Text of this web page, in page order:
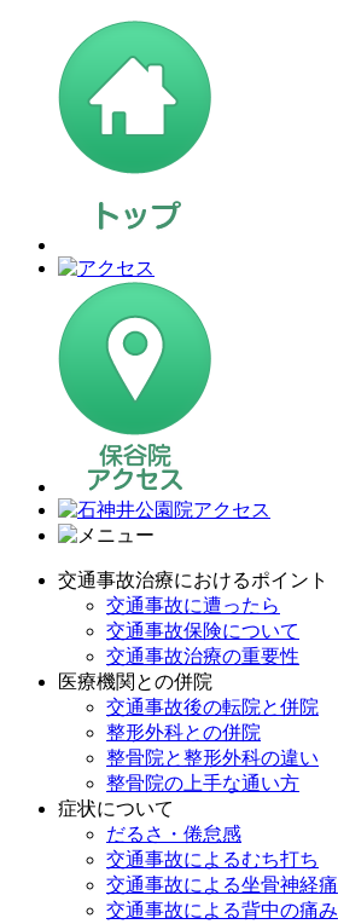
交通事故治療におけるポイント
交通事故に遭ったら
交通事故保険について
交通事故治療の重要性
医療機関との併院
交通事故後の転院と併院
整形外科との併院
整骨院と整形外科の違い
整骨院の上手な通い方
症状について
だるさ・倦怠感
交通事故によるむち打ち
交通事故による坐骨神経痛
交通事故による背中の痛み